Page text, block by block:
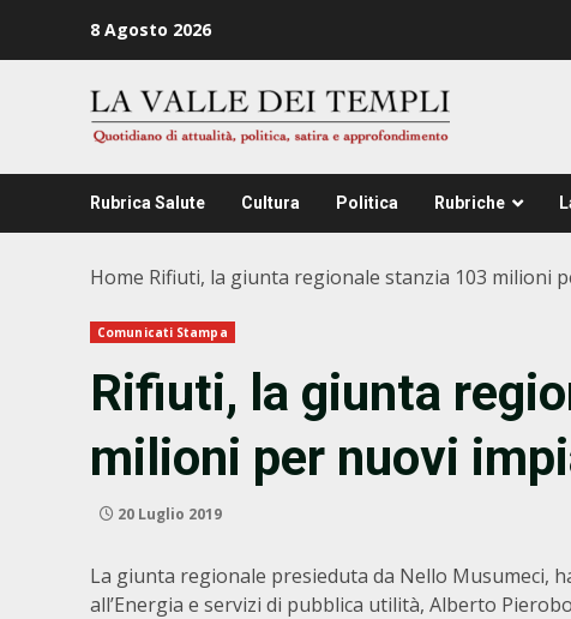
8 Agosto 2026
Rubrica Salute Cultura Politica Rubriche
Home Rifiuti, la giunta regionale stanzia 103 milioni
Comunicati Stampa
Rifiuti, la giunta
milioni per nuovi
20 Luglio 2019
La giunta regionale presieduta da Nello Musumeci,
all’Energia e servizi di pubblica utilità, Alberto